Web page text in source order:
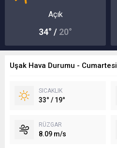
Açık
34° / 20°
Uşak Hava Durumu - Cumartesi
SICAKLIK
33° / 19°
RÜZGAR
8.09 m/s